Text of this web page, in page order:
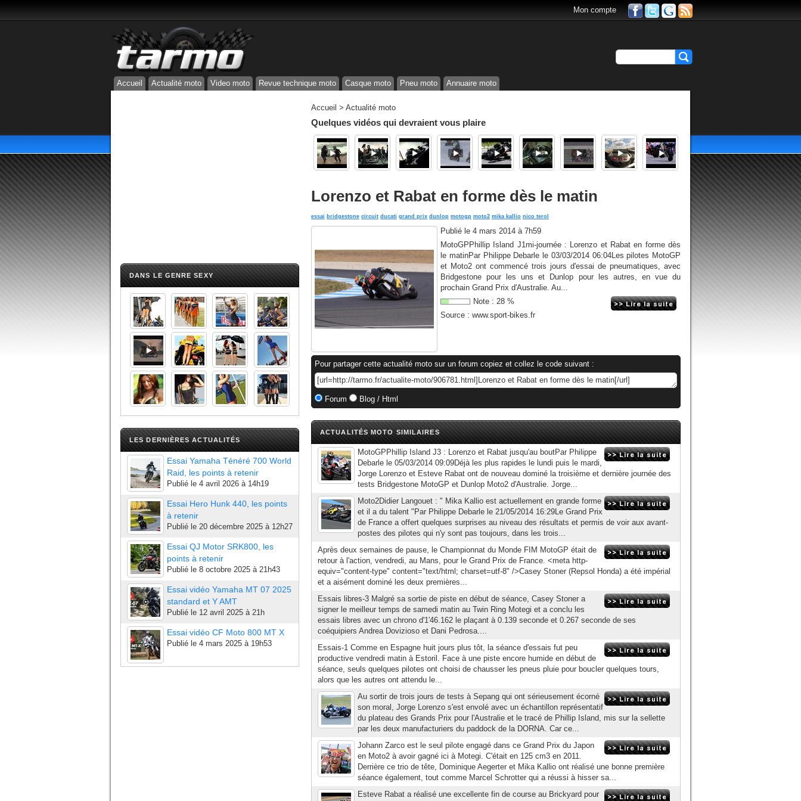
Mon compte
Accueil Actualité moto Video moto Revue technique moto Casque moto Pneu moto Annuaire moto
DANS LE GENRE SEXY
LES DERNIÈRES ACTUALITÉS
Essai Yamaha Ténéré 700 World
Raid, les points à retenir
Publié le 4 avril 2026 à 14h19
Essai Hero Hunk 440, les points
à retenir
Publié le 20 décembre 2025 à 12h27
Essai QJ Motor SRK800, les
points à retenir
Publié le 8 octobre 2025 à 21h43
Essai vidéo Yamaha MT 07 2025
standard et Y AMT
Publié le 12 avril 2025 à 21h
Essai vidéo CF Moto 800 MT X
Publié le 4 mars 2025 à 19h53
Accueil > Actualité moto
Quelques vidéos qui devraient vous plaire
Lorenzo et Rabat en forme dès le matin
essai bridgestone circuit ducati grand prix dunlop motogp moto2 mika kallio nico terol
Publié le 4 mars 2014 à 7h59
MotoGPPhillip Island J1mi-journée : Lorenzo et Rabat en forme dès
le matinPar Philippe Debarle le 03/03/2014 06:04Les pilotes MotoGP
et Moto2 ont commencé trois jours d'essai de pneumatiques, avec
Bridgestone pour les uns et Dunlop pour les autres, en vue du
prochain Grand Prix d'Australie. Au...
Note : 28 %
Source : www.sport-bikes.fr
Pour partager cette actualité moto sur un forum copiez et collez le code suivant :
Forum Blog / Html
ACTUALITÉS MOTO SIMILAIRES
MotoGPPhillip Island J3 : Lorenzo et Rabat jusqu'au boutPar Philippe
Debarle le 05/03/2014 09:09Déjà les plus rapides le lundi puis le mardi,
Jorge Lorenzo et Esteve Rabat ont de nouveau dominé la troisième et dernière journée des
tests Bridgestone MotoGP et Dunlop Moto2 d'Australie. Jorge...
Moto2Didier Langouet : " Mika Kallio est actuellement en grande forme
et il a du talent "Par Philippe Debarle le 21/05/2014 16:29Le Grand Prix
de France a offert quelques surprises au niveau des résultats et permis de voir aux avant-
postes des pilotes qui n'y sont pas toujours, dans les trois...
Après deux semaines de pause, le Championnat du Monde FIM MotoGP était de
retour à l'action, vendredi, au Mans, pour le Grand Prix de France. <meta http-
equiv="content-type" content="text/html; charset=utf-8" />Casey Stoner (Repsol Honda) a été impérial
et a aisément dominé les deux premières...
Essais libres-3 Malgré sa sortie de piste en début de séance, Casey Stoner a
signer le meilleur temps de samedi matin au Twin Ring Motegi et a conclu les
essais libres avec un chrono d'1'46.162 le plaçant à 0.139 seconde et 0.267 seconde de ses
coéquipiers Andrea Dovizioso et Dani Pedrosa....
Essais-1 Comme en Espagne huit jours plus tôt, la séance d'essais fut peu
productive vendredi matin à Estoril. Face à une piste encore humide en début de
séance, seuls quelques pilotes ont choisi de chausser les pneus pluie pour boucler quelques tours,
alors que les autres ont attendu le...
Au sortir de trois jours de tests à Sepang qui ont sérieusement écorné
son moral, Jorge Lorenzo s'est envolé avec un échantillon représentatif
du plateau des Grands Prix pour l'Australie et le tracé de Phillip Island, mis sur la sellette
par les deux manufacturiers du paddock de la DORNA. Car ce...
Johann Zarco est le seul pilote engagé dans ce Grand Prix du Japon
en Moto2 à avoir gagné ici à Motegi. C'était en 125 cm3 en 2011.
Derrière ce trio de tête, Dominique Aegerter et Mika Kallio ont réalisé une bonne première
séance également, tout comme Marcel Schrotter qui a réussi à hisser sa...
Esteve Rabat a réalisé une excellente fin de course au Brickyard pour